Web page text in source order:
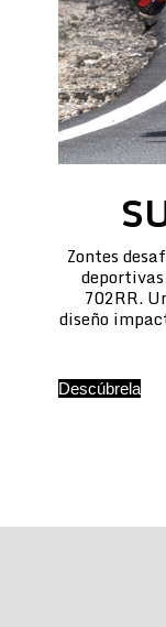
Zontes
702RR.
diseño
Descúbrela